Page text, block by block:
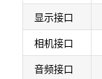
显示接口
相机接口
音频接口